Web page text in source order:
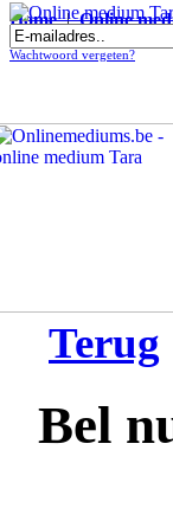
Home|Online
Online medium Tara -
Wachtwoord vergeten?
Terug
Bel